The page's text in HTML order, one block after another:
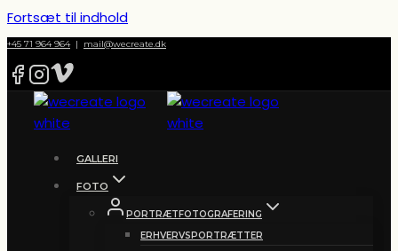
Fortsæt til indhold
+45 71 964 964| mail@wecreate.dk
GALLERI
FOTO
PORTRÆTFOTOGRAFERING
ERHVERVSPORTRÆTTER